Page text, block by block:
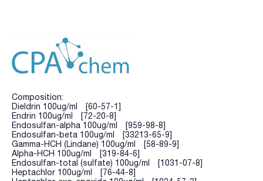
Composition:
Dieldrin 100ug/ml [60-57-1]
Endrin 100ug/ml [72-20-8]
Endosulfan-alpha 100ug/ml [959-98-8]
Endosulfan-beta 100ug/ml [33213-65-9]
Gamma-HCH (Lindane) 100ug/ml [58-89-9]
Alpha-HCH 100ug/ml [319-84-6]
Endosulfan-total (sulfate) 100ug/ml [1031-07-8]
Heptachlor 100ug/ml [76-44-8]